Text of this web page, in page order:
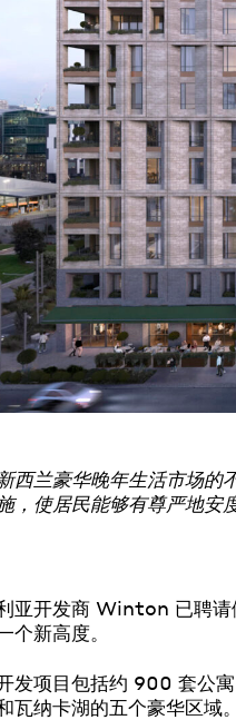
西兰豪华晚年生活市场的
，使居民能够有尊严地安
亚开发商 Winton 已聘
个新高度。
发项目包括约 900 套公
瓦纳卡湖的五个豪华区域。